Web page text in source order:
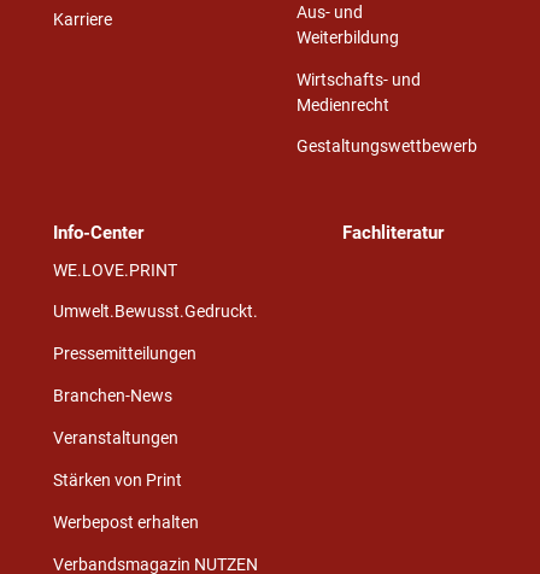
Karriere
Aus- und
Weiterbildung
Wirtschafts- und
Medienrecht
Gestaltungswettbewerb
Info-Center
WE.LOVE.PRINT
Umwelt.Bewusst.Gedruckt.
Pressemitteilungen
Branchen-News
Veranstaltungen
Stärken von Print
Werbepost erhalten
Verbandsmagazin NUTZEN
Fachliteratur